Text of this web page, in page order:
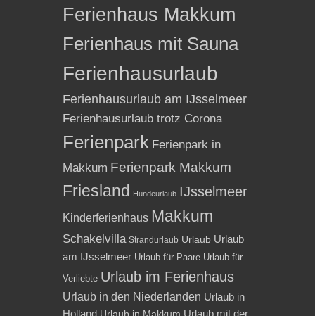
Ferienhaus Makkum
Ferienhaus mit Sauna
Ferienhausurlaub
Ferienhausurlaub am IJsselmeer
Ferienhausurlaub trotz Corona
Ferienpark Ferienpark in
Makkum Ferienpark Makkum
Friesland Hundeurlaub IJsselmeer
Kinderferienhaus Makkum
Schakelvilla Strandurlaub Urlaub Urlaub
am IJsselmeer Urlaub für Paare Urlaub für
Verliebte Urlaub im Ferienhaus
Urlaub in den Niederlanden Urlaub in